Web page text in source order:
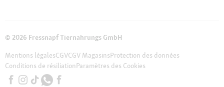
© 2026 Fressnapf Tiernahrungs GmbH
Mentions légalesCGVCGV MagasinsProtection des données
Conditions de résiliationParamètres des Cookies